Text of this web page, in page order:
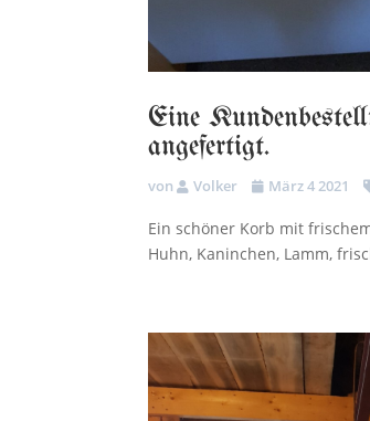
Eine
angefertigt.
von Volker März 4 2021
Ein schöner Korb mit
Huhn, Kaninchen, Lamm,